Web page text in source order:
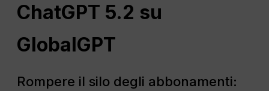
ChatGPT 5.2 su
GlobalGPT
Rompere il silo degli abbonamenti: